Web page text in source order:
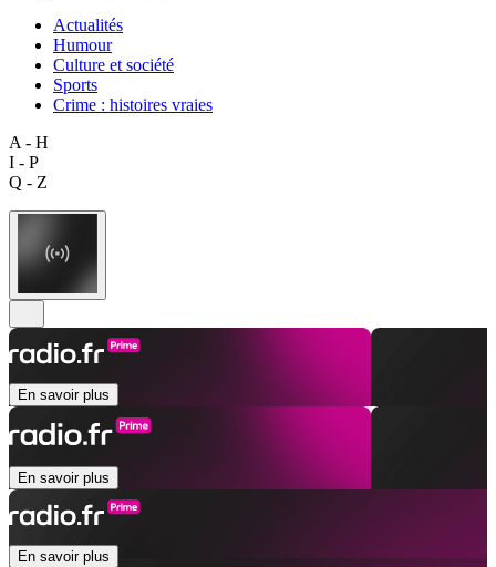
Actualités
Humour
Culture et société
Sports
Crime : histoires vraies
A - H
I - P
Q - Z
En savoir plus
En savoir plus
En savoir plus